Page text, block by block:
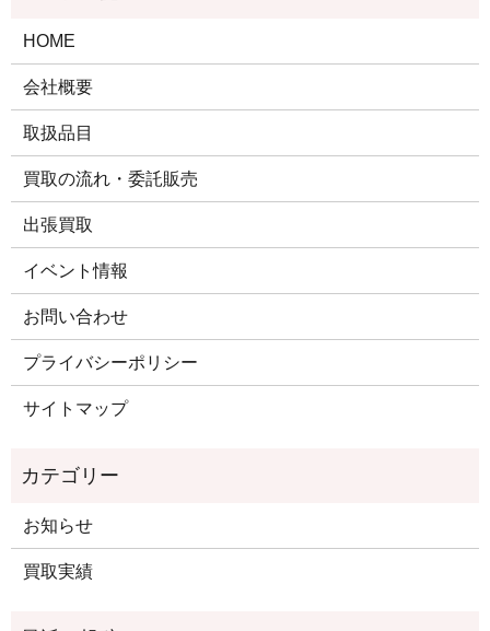
HOME
会社概要
取扱品目
買取の流れ・委託販売
出張買取
イベント情報
お問い合わせ
プライバシーポリシー
サイトマップ
お知らせ
買取実績